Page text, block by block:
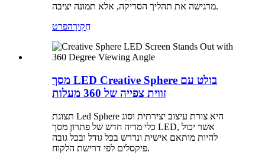
מרגישה את תהליך הסריקה, אלא תמונה יציבה.
חֲקִירָהפרט
מסך LED Creative Sphere בולט עם
זווית צפייה של 360 מעלות
תצוגת Led Sphere היא צורת עיצוב יצירתית וסוג
כלי מדיה חדש של פתרון מסך LED, אשר יכול
להיות מותאם אישית ונדרש בכל גודל ובכל גובה
פיקסלים לפי דרישת הלקוח.